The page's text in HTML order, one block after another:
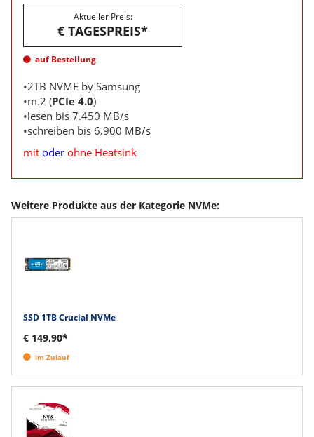
Aktueller Preis:
€ TAGESPREIS*
auf Bestellung
•2TB NVME by Samsung
•m.2 (PCIe 4.0)
•lesen bis 7.450 MB/s
•schreiben bis 6.900 MB/s
mit oder ohne Heatsink
Weitere Produkte aus der Kategorie NVMe:
SSD 1TB Crucial NVMe
€ 149,90*
im Zulauf